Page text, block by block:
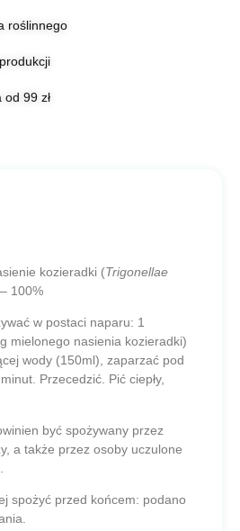
roślinnego
99 zł
kozieradki (Trigonellae
100%
w postaci naparu: 1
mielonego nasienia kozieradki)
wody (150ml), zaparzać pod
Przecedzić. Pić ciepły,
być spożywany przez
a także przez osoby uczulone
spożyć przed końcem: podano